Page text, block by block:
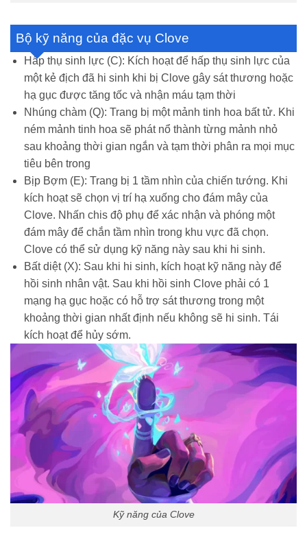
Bộ kỹ năng của đặc vụ Clove
Hấp thụ sinh lực (C): Kích hoạt để hấp thụ sinh lực của
một kẻ địch đã hi sinh khi bị Clove gây sát thương hoặc
hạ gục được tăng tốc và nhận máu tạm thời
Nhúng chàm (Q): Trang bị một mảnh tinh hoa bất tử. Khi
ném mảnh tinh hoa sẽ phát nổ thành từng mảnh nhỏ
sau khoảng thời gian ngắn và tạm thời phân ra mọi mục
tiêu bên trong
Bịp Bợm (E): Trang bị 1 tầm nhìn của chiến tướng. Khi
kích hoạt sẽ chọn vị trí hạ xuống cho đám mây của
Clove. Nhấn chis độ phụ để xác nhận và phóng một
đám mây để chắn tầm nhìn trong khu vực đã chọn.
Clove có thể sử dụng kỹ năng này sau khi hi sinh.
Bất diệt (X): Sau khi hi sinh, kích hoạt kỹ năng này để
hồi sinh nhân vật. Sau khi hồi sinh Clove phải có 1
mạng hạ gục hoặc có hỗ trợ sát thương trong một
khoảng thời gian nhất định nếu không sẽ hi sinh. Tái
kích hoạt để hủy sớm.
Kỹ năng của Clove